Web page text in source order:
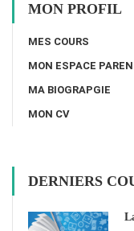
MON PROFIL
MES COURS
MON ESPACE
MA BIOGRAPGIE
MON CV
DERNIERS